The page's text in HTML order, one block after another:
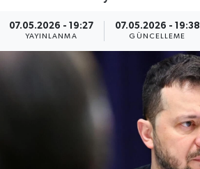
07.05.2026 - 19:27
YAYINLANMA
07.05.2026 - 19:38
GÜNCELLEME